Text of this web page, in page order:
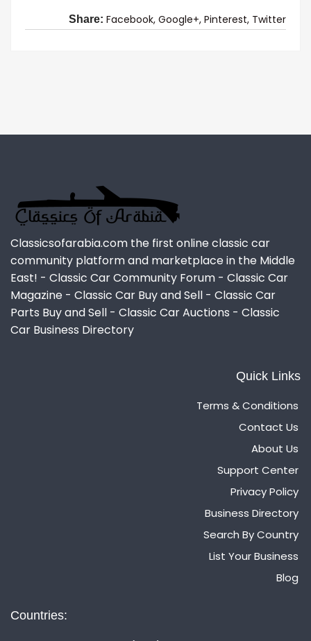
Share: Facebook, Google+, Pinterest, Twitter
Classicsofarabia.com the first online classic car
community platform and marketplace in the Middle
East! - Classic Car Community Forum - Classic Car
Magazine - Classic Car Buy and Sell - Classic Car
Parts Buy and Sell - Classic Car Auctions - Classic
Car Business Directory
Quick Links
Terms & Conditions
Contact Us
About Us
Support Center
Privacy Policy
Business Directory
Search By Country
List Your Business
Blog
Countries: